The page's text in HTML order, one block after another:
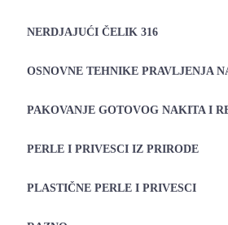
NERDJAJUĆI ČELIK 316
OSNOVNE TEHNIKE PRAVLJENJA
PAKOVANJE GOTOVOG NAKITA I
PERLE I PRIVESCI IZ PRIRODE
PLASTIČNE PERLE I PRIVESCI